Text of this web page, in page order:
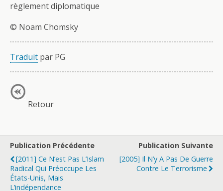
règlement diplomatique
© Noam Chomsky
Traduit par PG
Retour
Publication Précédente
[2011] Ce N’est Pas L’Islam
Radical Qui Préoccupe Les
États-Unis, Mais
L’indépendance
Publication Suivante
[2005] Il N’y A Pas De Guerre
Contre Le Terrorisme